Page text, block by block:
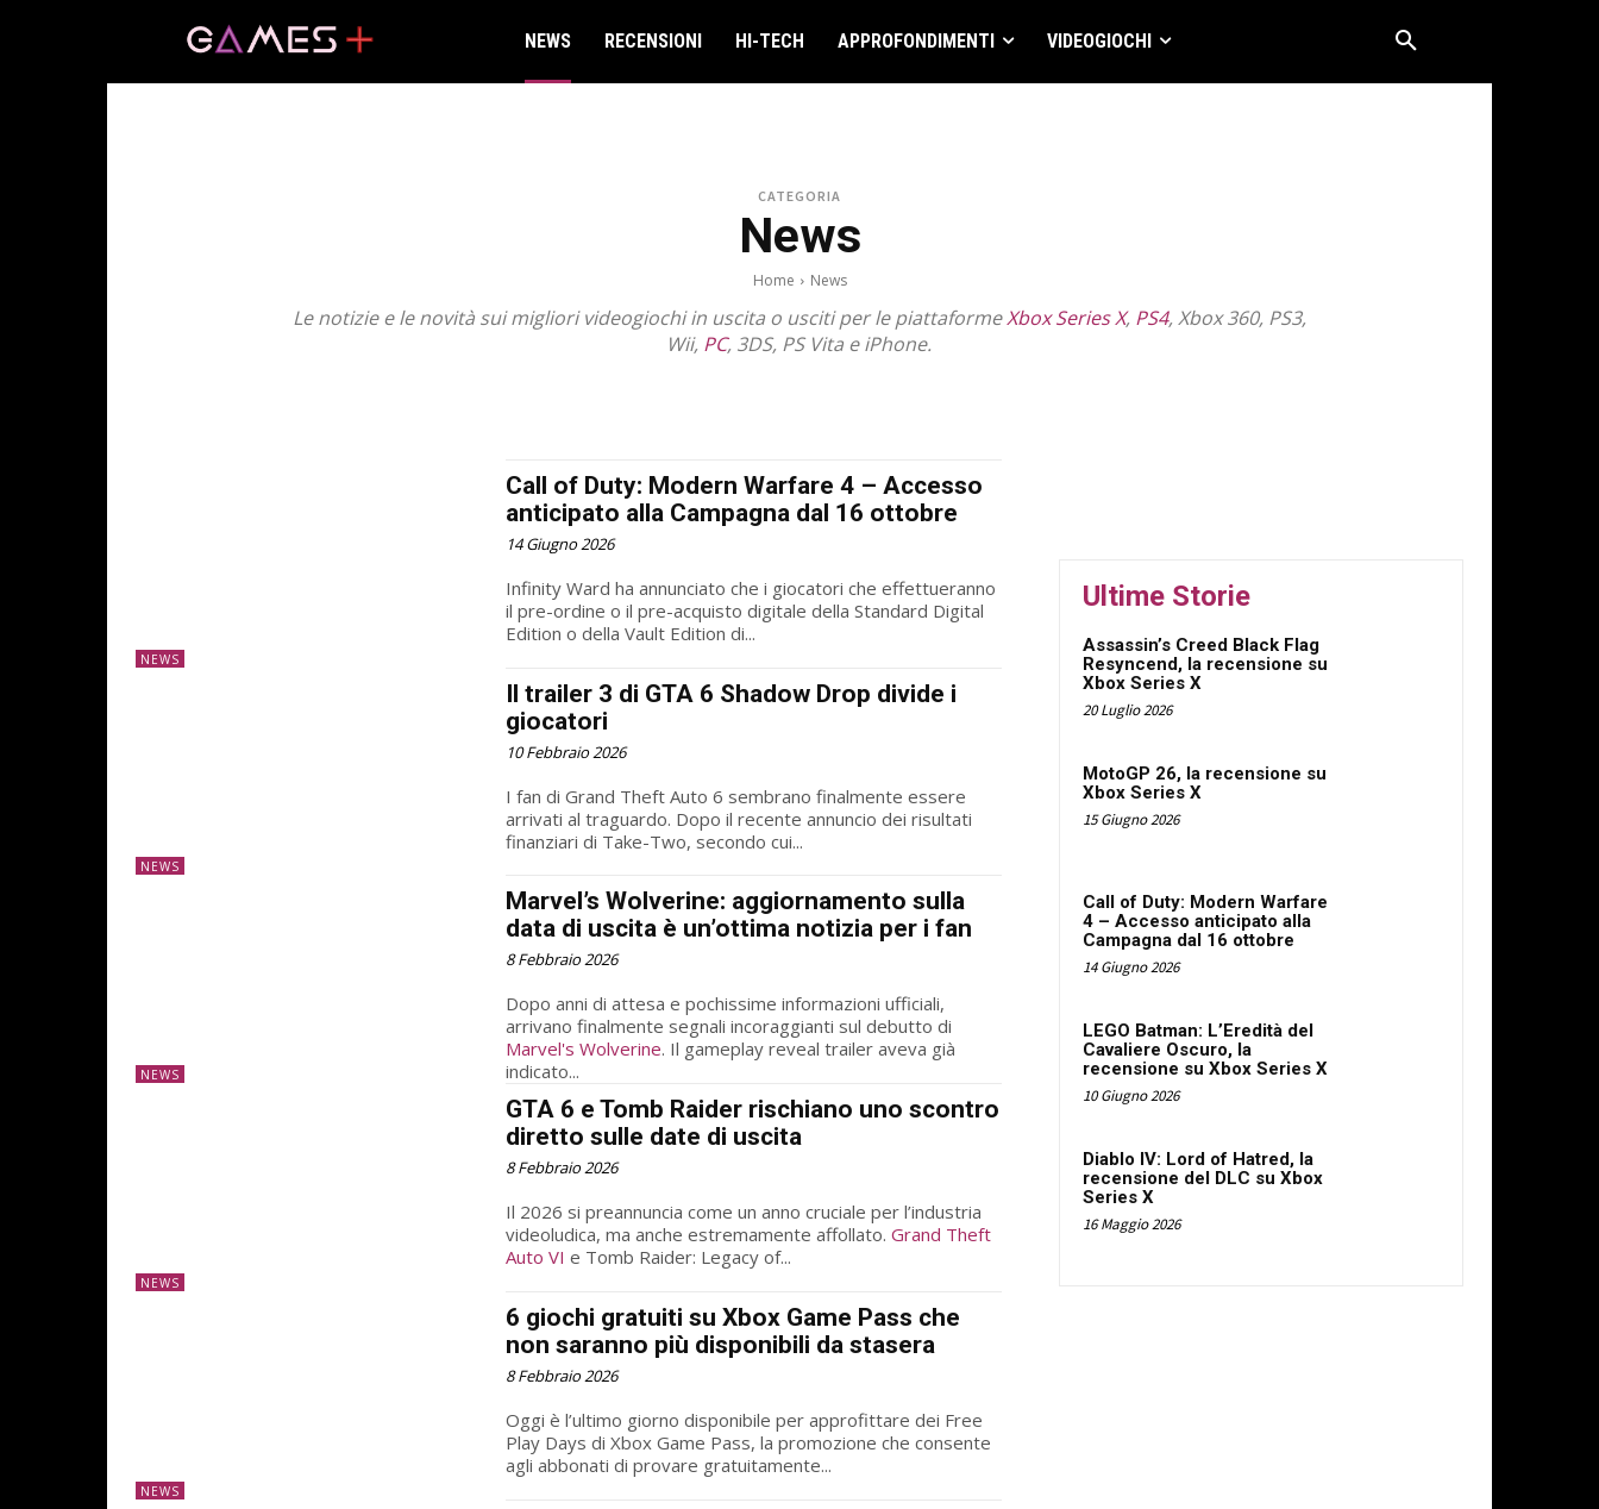
NEWS RECENSIONI HI-TECH APPROFONDIMENTI VIDEOGIOCHI
CATEGORIA
News
Home News
Le notizie e le novità sui migliori videogiochi in uscita o usciti per le piattaformeXbox Series X, PS4, Xbox 360, PS3,
Wii, PC, 3DS, PS Vita e iPhone.
NEWS
Call of Duty: Modern Warfare 4 – Accesso
anticipato alla Campagna dal 16 ottobre
14 Giugno 2026
Infinity Ward ha annunciato che i giocatori che effettueranno
il pre-ordine o il pre-acquisto digitale della Standard Digital
Edition o della Vault Edition di...
NEWS
Il trailer 3 di GTA 6 Shadow Drop divide i
giocatori
10 Febbraio 2026
I fan di Grand Theft Auto 6 sembrano finalmente essere
arrivati al traguardo. Dopo il recente annuncio dei risultati
finanziari di Take-Two, secondo cui...
NEWS
Marvel’s Wolverine: aggiornamento sulla
data di uscita è un’ottima notizia per i fan
8 Febbraio 2026
Dopo anni di attesa e pochissime informazioni ufficiali,
arrivano finalmente segnali incoraggianti sul debutto di
Marvel's Wolverine. Il gameplay reveal trailer aveva già
indicato...
NEWS
GTA 6 e Tomb Raider rischiano uno scontro
diretto sulle date di uscita
8 Febbraio 2026
Il 2026 si preannuncia come un anno cruciale per l’industria
videoludica, ma anche estremamente affollato.Grand Theft
Auto VI e Tomb Raider: Legacy of...
NEWS
6 giochi gratuiti su Xbox Game Pass che
non saranno più disponibili da stasera
8 Febbraio 2026
Oggi è l’ultimo giorno disponibile per approfittare dei Free
Play Days di Xbox Game Pass, la promozione che consente
agli abbonati di provare gratuitamente...
Ultime Storie
Assassin’s Creed Black Flag
Resyncend, la recensione su
Xbox Series X
20 Luglio 2026
MotoGP 26, la recensione su
Xbox Series X
15 Giugno 2026
Call of Duty: Modern Warfare
4 – Accesso anticipato alla
Campagna dal 16 ottobre
14 Giugno 2026
LEGO Batman: L’Eredità del
Cavaliere Oscuro, la
recensione su Xbox Series X
10 Giugno 2026
Diablo IV: Lord of Hatred, la
recensione del DLC su Xbox
Series X
16 Maggio 2026